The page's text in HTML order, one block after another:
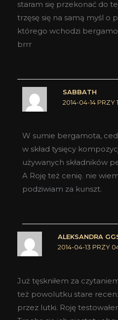
staram się przekonać do
trzęsę się na samą myśl o
którego wchodzi
brrr
SABBATH
2014-04-14 PRZY
W sumie bergamota,
w skład tysięcy
używanych składników
A Roję też cenię. nie
podziwiam za kunszt.
ALEKSANDRA
2014-04-13 PRZY
Już tęskniłem za
też powolutku stare
przez lutki. Roję